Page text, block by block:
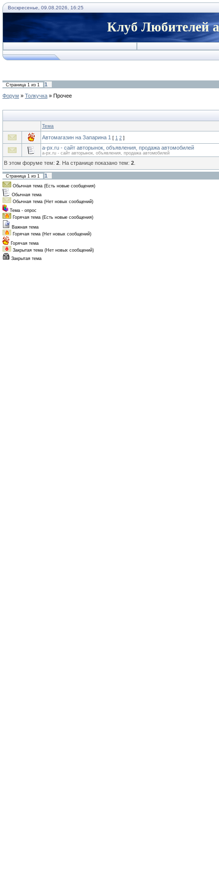
Воскресенье, 09.08.2026, 16:25
Клуб Любителей
Страница 1 из 1
1
Форум » Толкучка » Прочее
Тема
Автомагазин на Запарина 1 [ 1 2 ]
a-px.ru - сайт авторынок, объявления, продажа автомобилей
a-px.ru - сайт авторынок, объявления, продажа автомобилей
В этом форуме тем: 2 . На странице показано тем: 2
Страница 1 из 1 1
Обычная тема (Есть новые сообщения)
Обычная тема
Обычная тема (Нет новых сообщений)
Тема - опрос
Горячая тема (Есть новые сообщения)
Важная тема
Горячая тема (Нет новых сообщений)
Горячая тема
Закрытая тема (Нет новых сообщений)
Закрытая тема